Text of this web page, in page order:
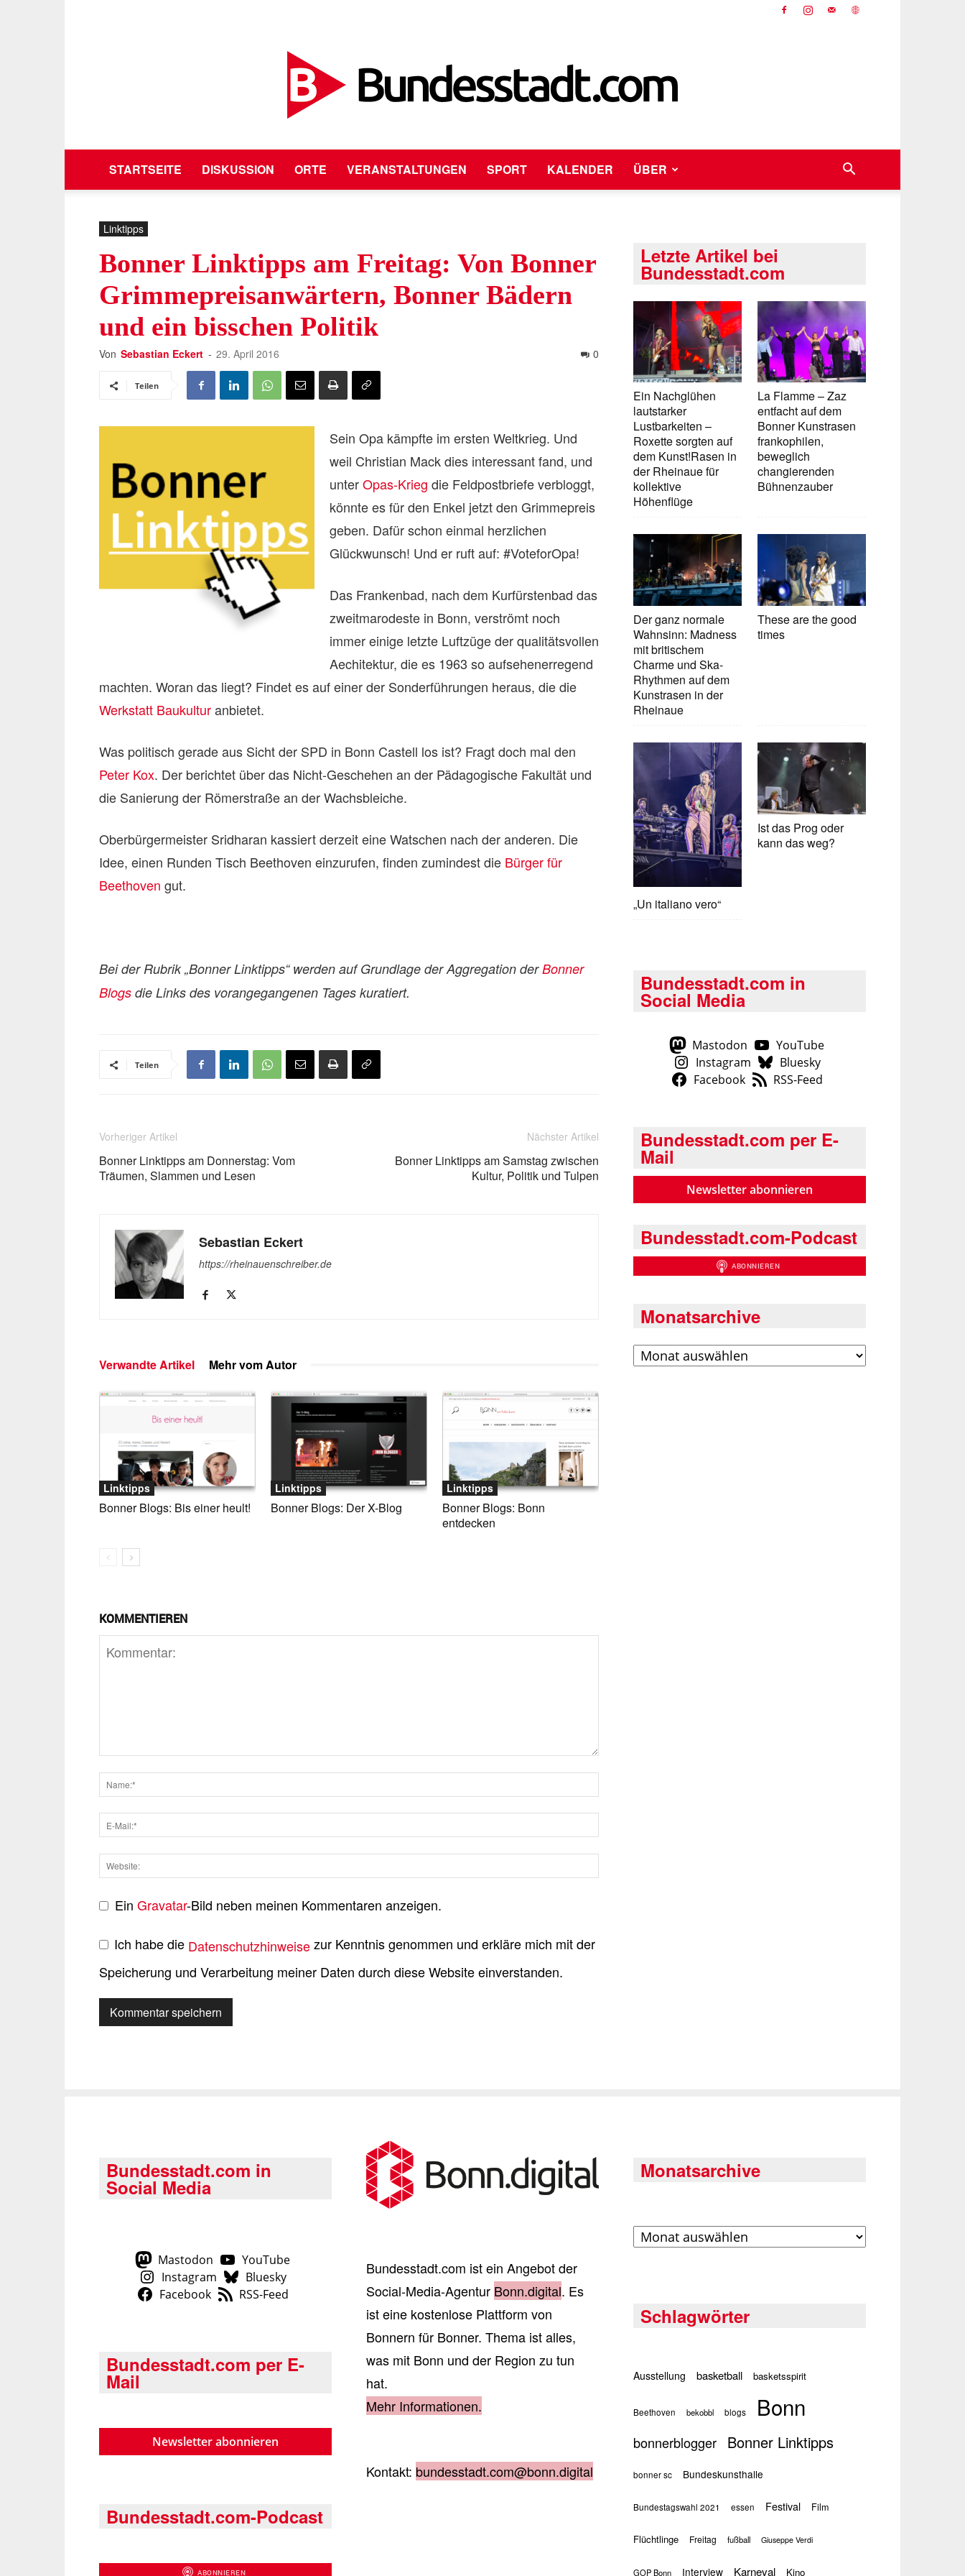
Bundesstadt.com
STARTSEITE DISKUSSION ORTE VERANSTALTUNGEN SPORT KALENDER ÜBER
Linktipps
Bonner Linktipps am Freitag: Von Bonner
Grimmepreisanwärtern, Bonner Bädern
und ein bisschen Politik
Von Sebastian Eckert - 29. April 2016 0
Teilen
Sein Opa kämpfte im ersten Weltkrieg. Und
weil Christian Mack dies interessant fand, und
unterOpas-Krieg die Feldpostbriefe verbloggt,
könnte es für den Enkel jetzt den Grimmepreis
geben. Dafür schon einmal herzlichen
Glückwunsch! Und er ruft auf: #VoteforOpa!
Das Frankenbad, nach dem Kurfürstenbad das
zweitmarodeste in Bonn, verströmt noch
immer einige letzte Luftzüge der qualitätsvollen
Aechitektur, die es 1963 so aufsehenerregend
machten. Woran das liegt? Findet es auf einer der Sonderführungen heraus, die die
Werkstatt Baukulturanbietet.
Was politisch gerade aus Sicht der SPD in Bonn Castell los ist? Fragt doch mal den
Peter Kox. Der berichtet über das Nicht-Geschehen an der Pädagogische Fakultät und
die Sanierung der Römerstraße an der Wachsbleiche.
Oberbürgermeister Sridharan kassiert derzeit eine Watschen nach der anderen. Die
Idee, einen Runden Tisch Beethoven einzurufen, finden zumindest die Bürger für
Beethoven gut.
Bei der Rubrik „Bonner Linktipps“ werden auf Grundlage der Aggregation derBonner
Blogs die Links des vorangegangenen Tages kuratiert.
Teilen
Vorheriger Artikel
Bonner Linktipps am Donnerstag: Vom
Träumen, Slammen und Lesen
Nächster Artikel
Bonner Linktipps am Samstag zwischen
Kultur, Politik und Tulpen
Sebastian Eckert
https://rheinauenschreiber.de
Verwandte Artikel Mehr vom Autor
Linktipps
Bonner Blogs: Bis einer heult!
Linktipps
Bonner Blogs: Der X-Blog
Linktipps
Bonner Blogs: Bonn
entdecken
KOMMENTIEREN
EinGravatar-Bild neben meinen Kommentaren anzeigen.
Ich habe die Datenschutzhinweisezur Kenntnis genommen und erkläre mich mit der
Speicherung und Verarbeitung meiner Daten durch diese Website einverstanden.
Letzte Artikel bei
Bundesstadt.com
Ein Nachglühen
lautstarker
Lustbarkeiten –
Roxette sorgten auf
dem Kunst!Rasen in
der Rheinaue für
kollektive
Höhenflüge
La Flamme – Zaz
entfacht auf dem
Bonner Kunstrasen
frankophilen,
beweglich
changierenden
Bühnenzauber
Der ganz normale
Wahnsinn: Madness
mit britischem
Charme und Ska-
Rhythmen auf dem
Kunstrasen in der
Rheinaue
These are the good
times
„Un italiano vero“
Ist das Prog oder
kann das weg?
Bundesstadt.com in
Social Media
Mastodon
YouTube
Instagram
Bluesky
Facebook
RSS-Feed
Bundesstadt.com per E-
Mail
Newsletter abonnieren
Bundesstadt.com-Podcast
Monatsarchive
Archiv
Bundesstadt.com in
Social Media
Mastodon
YouTube
Instagram
Bluesky
Facebook
RSS-Feed
Bundesstadt.com per E-
Mail
Newsletter abonnieren
Bundesstadt.com-Podcast
Bundesstadt.com ist ein Angebot der
Social-Media-Agentur Bonn.digital. Es
ist eine kostenlose Plattform von
Bonnern für Bonner. Thema ist alles,
was mit Bonn und der Region zu tun
hat.
Mehr Informationen.
Kontakt: bundesstadt.com@bonn.digital
Monatsarchive
Archiv
Schlagwörter
Ausstellung basketball basketsspirit
Beethoven bekobbl blogs Bonn
bonnerblogger Bonner Linktipps
bonner sc Bundeskunsthalle
Bundestagswahl 2021 essen Festival Film
Flüchtlinge Freitag fußball Giuseppe Verdi
GOP Bonn Interview Karneval Kino